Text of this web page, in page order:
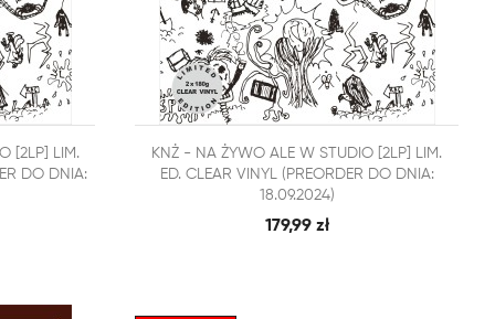
PODGLĄD
[2LP] LIM.
DO DNIA:
DODAJ DO KOSZYKA  SZYBKI PODGLĄD
KNŻ - NA ŻYWO ALE W STUDIO [2LP] LIM.
ED. CLEAR VINYL (PREORDER DO DNIA:
18.09.2024)
179,99 zł